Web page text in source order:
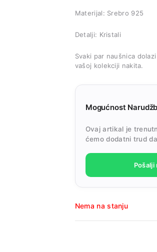
Materijal: Srebro 925
Detalji: Kristali
Svaki par naušnica
vašoj kolekciji nakita.
Mogućnost
Ovaj artikal je
ćemo dodatni trud
Pošalji
Nema na stanju